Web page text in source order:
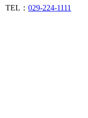
TEL： 029-224-1111